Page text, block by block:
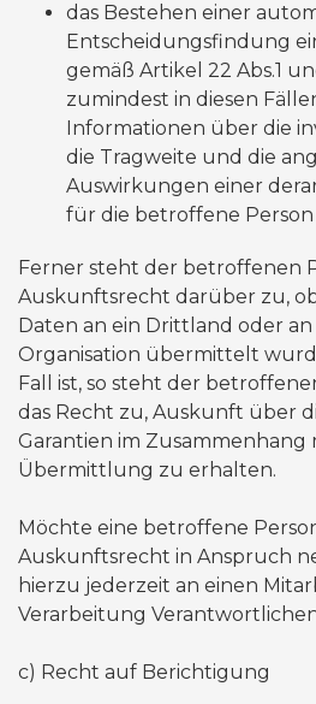
das Bestehen einer
Entscheidungsfindung
gemäß Artikel 22 Abs.1
zumindest in diesen
Informationen über die
die Tragweite und die
Auswirkungen einer
für die betroffene Person
Ferner steht der betroffenen
Auskunftsrecht darüber zu,
Daten an ein Drittland oder
Organisation übermittelt
Fall ist, so steht der
das Recht zu, Auskunft über
Garantien im Zusammenhang
Übermittlung zu erhalten.
Möchte eine betroffene
Auskunftsrecht in Anspruch
hierzu jederzeit an einen
Verarbeitung
​c) Recht auf Berichtigung